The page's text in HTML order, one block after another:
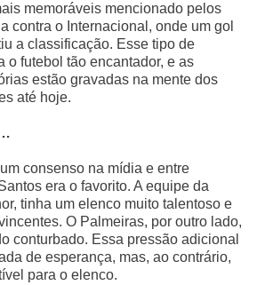
memoráveis mencionado pelos
contra o Internacional, onde um gol
a classificação. Esse tipo de
o futebol tão encantador, e as
estão gravadas na mente dos
até hoje.
consenso na mídia e entre
era o favorito. A equipe da
tinha um elenco muito talentoso e
O Palmeiras, por outro lado,
conturbado. Essa pressão adicional
de esperança, mas, ao contrário,
para o elenco.